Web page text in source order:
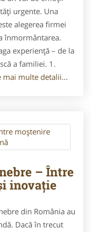
urgente. Una
alegerea firmei
înmormântarea.
experiență – de la
a familiei. 1.
mai multe detalii...
– Între
inovație
din România au
Dacă în trecut